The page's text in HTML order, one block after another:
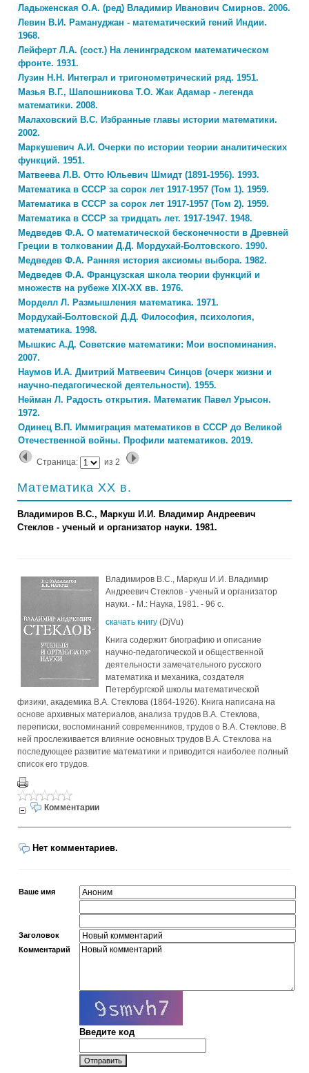
Ладыженская О.А. (ред) Владимир Иванович Смирнов. 2006.
Левин В.И. Рамануджан - математический гений Индии.
1968.
Лейферт Л.А. (сост.) На ленинградском математическом
фронте. 1931.
Лузин Н.Н. Интеграл и тригонометрический ряд. 1951.
Мазья В.Г., Шапошникова Т.О. Жак Адамар - легенда
математики. 2008.
Малаховский В.С. Избранные главы истории математики.
2002.
Маркушевич А.И. Очерки по истории теории аналитических
функций. 1951.
Матвеева Л.В. Отто Юльевич Шмидт (1891-1956). 1993.
Математика в СССР за сорок лет 1917-1957 (Том 1). 1959.
Математика в СССР за сорок лет 1917-1957 (Том 2). 1959.
Математика в СССР за тридцать лет. 1917-1947. 1948.
Медведев Ф.А. О математической бесконечности в Древней
Греции в толковании Д.Д. Мордухай-Болтовского. 1990.
Медведев Ф.А. Ранняя история аксиомы выбора. 1982.
Медведев Ф.А. Французская школа теории функций и
множеств на рубеже XIX-XX вв. 1976.
Морделл Л. Размышления математика. 1971.
Мордухай-Болтовской Д.Д. Философия, психология,
математика. 1998.
Мышкис А.Д. Советские математики: Мои воспоминания.
2007.
Наумов И.А. Дмитрий Матвеевич Синцов (очерк жизни и
научно-педагогической деятельности). 1955.
Нейман Л. Радость открытия. Математик Павел Урысон.
1972.
Одинец В.П. Иммиграция математиков в СССР до Великой
Отечественной войны. Профили математиков. 2019.
Страница: из 2
Математика ХХ в.
Владимиров В.С., Маркуш И.И. Владимир Андреевич
Стеклов - ученый и организатор науки. 1981.
Владимиров В.С., Маркуш И.И. Владимир
Андреевич Стеклов - ученый и организатор
науки. - М.: Наука, 1981. - 96 с.
скачать книгу (DjVu)
Книга содержит биографию и описание
научно-педагогической и общественной
деятельности замечательного русского
математика и механика, создателя
Петербургской школы математической
физики, академика В.А. Стеклова (1864-1926). Книга написана на
основе архивных материалов, анализа трудов В.А. Стеклова,
переписки, воспоминаний современников, трудов о В.А. Стеклове. В
ней прослеживается влияние основных трудов В.А. Стеклова на
последующее развитие математики и приводится наиболее полный
список его трудов.
Комментарии
Нет комментариев.
Ваше имя
Заголовок
Комментарий
Введите код